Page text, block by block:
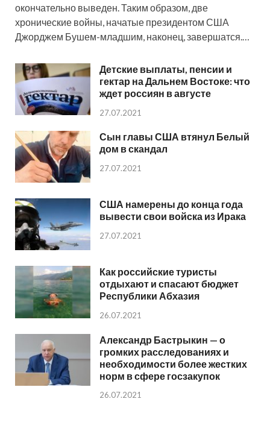
окончательно выведен. Таким образом, две
хронические войны, начатые президентом США
Джорджем Бушем-младшим, наконец, завершатся.…
Детские выплаты, пенсии и
гектар на Дальнем Востоке: что
ждет россиян в августе
27.07.2021
Сын главы США втянул Белый
дом в скандал
27.07.2021
США намерены до конца года
вывести свои войска из Ирака
27.07.2021
Как российские туристы
отдыхают и спасают бюджет
Республики Абхазия
26.07.2021
Александр Бастрыкин — о
громких расследованиях и
необходимости более жестких
норм в сфере госзакупок
26.07.2021